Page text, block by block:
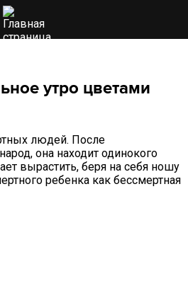
утро цветами
людей. После
она находит одинокого
вырастить, беря на себя ношу
ребенка как бессмертная